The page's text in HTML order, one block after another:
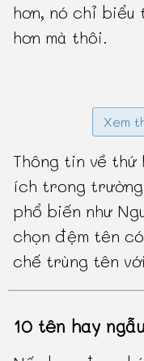
hơn, nó chỉ
hơn mà thôi.
Xem
Thông tin về thứ
ích trong
phổ biến như
chọn đệm tên
chế trùng tên
10 tên hay